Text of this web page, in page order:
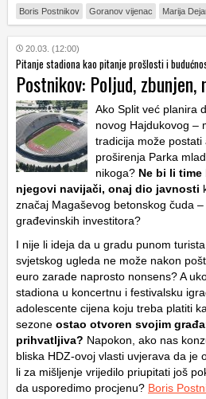
Boris Postnikov Goranov vijenac Marija
20.03. (12:00)
Pitanje stadiona kao pitanje prošlosti i
Postnikov: Poljud, zbunjen,
Ako Split već planira
novog Hajdukovog –
tradicija može
proširenja Parka
nikoga? Ne bi li
njegovi navijači, onaj dio javnosti
značaj Magaševog betonskog čuda
građevinskih investitora?
I nije li ideja da u gradu punom
svjetskog ugleda ne može nakon
euro zarade naprosto nonsens? A
stadiona u koncertnu i festivalsku
adolescente cijena koju treba platiti
sezone ostao otvoren svojim
prihvatljiva? Napokon, ako nas
bliska HDZ-ovoj vlasti uvjerava da je
li za mišljenje vrijedilo priupitati još
da usporedimo procjenu? Boris